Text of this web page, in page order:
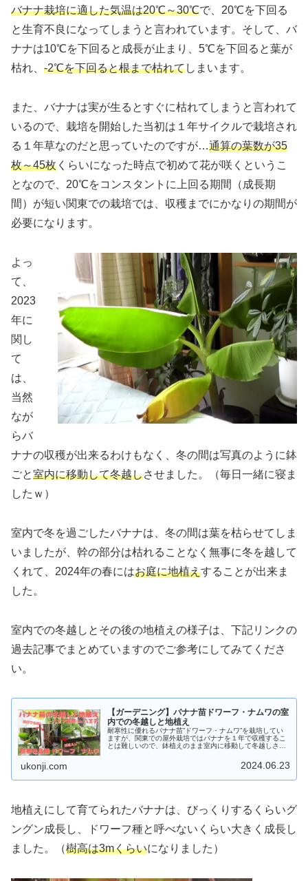
バナナ栽培に適した気温は20℃～30℃で、20℃を下回る
と生育不良になってしまうと言われています。そして、バ
ナナは10℃を下回ると成長が止まり、5℃を下回ると葉が
枯れ、 -2℃を下回ると根まで枯れてしまいます。
また、バナナは実が生るとすぐに枯れてしまうと言われて
いるので、栽培を開始した当初は１年サイクルで栽培され
る１年草なのだと思っていたのですが…通算の葉数が35
枚～45枚 くらいになった時点で初めて花が咲くというこ
となので、20℃をコンスタントに上回る期間（成長期
間）が短い関東での栽培では、収穫までにかなりの期間が
必要になります。
よっ
て、
2023
年に
関し
て
は、
当然
なが
らバ
ナナの収穫が出来るわけもなく、冬の間は写真のように鉢
ごと室内に移動して冬越しさせました。（毎日一緒に寝ま
したｗ）
室内で冬を過ごしたバナナは、冬の間は葉を枯らせてしま
いましたが、幹の部分は枯れることなく無事に冬を越して
くれて、2024年の春にはお庭に地植えすることが出来ま
した。
室内での冬越しとその後の地植えの様子は、下記リンクの
過去記事でまとめていますのでご参考にしてみてくださ
い。
【ガーデニング】バナナ苗ドワーフ・ナムワの室
内での冬越しと地植え
耐寒性に優れるバナナ苗”ドワーフ・ナムワ”を栽培してい
ますが、関東での屋外栽培ではバナナを１年で収穫するこ
とは難しいので、鉢植えのまま室内に移動して冬越しさせ
ukonji.com 2024.06.23
地植えにして育てられたバナナは、びっくりするくらいグ
ングン成長し、ドワーフ種と呼べないくらい大きく成長し
ました。（樹高は3mくらいになりました）